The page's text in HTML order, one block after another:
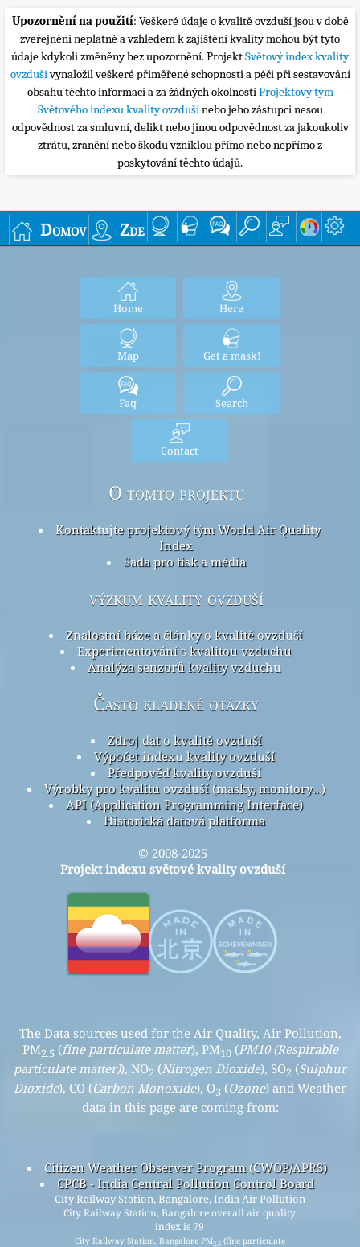
Upozornění na použití: Veškeré údaje o kvalitě ovzduší jsou v době
zveřejnění neplatné a vzhledem k zajištění kvality mohou být tyto
údaje kdykoli změněny bez upozornění. ProjektSvětový index kvality
ovzdušívynaložil veškeré přiměřené schopnosti a péči při sestavování
obsahu těchto informací a za žádných okolnostíProjektový tým
Světového indexu kvality ovzdušínebo jeho zástupci nesou
odpovědnost za smluvní, delikt nebo jinou odpovědnost za jakoukoliv
ztrátu, zranění nebo škodu vzniklou přímo nebo nepřímo z
poskytování těchto údajů.
Domov Zde
Home Here
Map Get a mask!
Faq Search
Contact
O tomto projektu
Kontaktujte projektový tým World Air Quality
Index
Sada pro tisk a média
výzkum kvality ovzduší
Znalostní báze a články o kvalitě ovzduší
Experimentování s kvalitou vzduchu
Analýza senzorů kvality vzduchu
Často kladené otázky
Zdroj dat o kvalitě ovzduší
Výpočet indexu kvality ovzduší
Předpověď kvality ovzduší
Výrobky pro kvalitu ovzduší (masky, monitory…)
API (Application Programming Interface)
Historická datová platforma
© 2008-2025
Projekt indexu světové kvality ovzduší
The Data sources used for the Air Quality, Air Pollution,
PM2.5 (fine particulate matter), PM10(PM10 (Respirable
particulate matter)), NO2 (Nitrogen Dioxide), SO2 (Sulphur
Dioxide), CO (Carbon Monoxide), O3 (Ozone) and Weather
data in this page are coming from:
Citizen Weather Observer Program (CWOP/APRS)
CPCB - India Central Pollution Control Board
City Railway Station, Bangalore, India Air Pollution
City Railway Station, Bangalore overall air quality
index is 79
City Railway Station, Bangalore PM2.5(fine particulate